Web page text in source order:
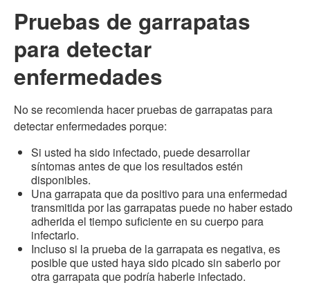
Pruebas de garrapatas
para detectar
enfermedades
No se recomienda hacer pruebas de garrapatas para
detectar enfermedades porque:
Si usted ha sido infectado, puede desarrollar
síntomas antes de que los resultados estén
disponibles.
Una garrapata que da positivo para una enfermedad
transmitida por las garrapatas puede no haber estado
adherida el tiempo suficiente en su cuerpo para
infectarlo.
Incluso si la prueba de la garrapata es negativa, es
posible que usted haya sido picado sin saberlo por
otra garrapata que podría haberle infectado.